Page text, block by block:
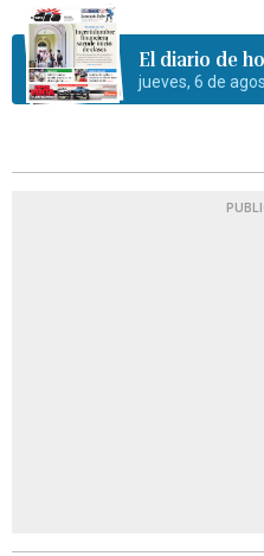
El diario de
jueves, 6 de